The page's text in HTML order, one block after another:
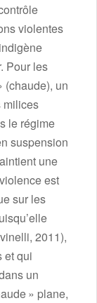
violentes
Pour les
(chaude), un
milices
le régime
suspension
une
est
sur les
2011),
et qui
un
» plane,